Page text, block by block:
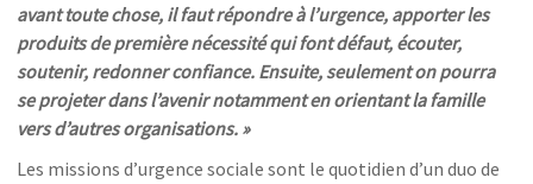
avant toute chose, il faut répondre à l’urgence, apporter les
produits de première nécessité qui font défaut, écouter,
soutenir, redonner confiance. Ensuite, seulement on pourra
se projeter dans l’avenir notamment en orientant la famille
vers d’autres organisations. »
Les missions d’urgence sociale sont le quotidien d’un duo de